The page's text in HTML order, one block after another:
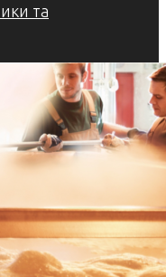
та